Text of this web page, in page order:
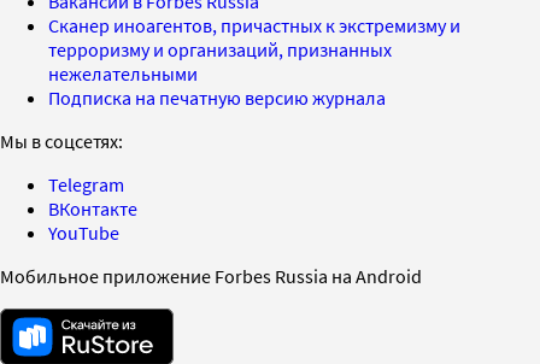
Сканер иноагентов, причастных к экстремизму и
терроризму и организаций, признанных
нежелательными
Подписка на печатную версию журнала
Мы в соцсетях:
Telegram
ВКонтакте
YouTube
Мобильное приложение Forbes Russia на Android